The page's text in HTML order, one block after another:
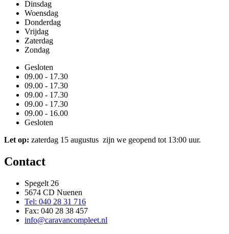
Dinsdag
Woensdag
Donderdag
Vrijdag
Zaterdag
Zondag
Gesloten
09.00 - 17.30
09.00 - 17.30
09.00 - 17.30
09.00 - 17.30
09.00 - 16.00
Gesloten
Let op: zaterdag 15 augustus zijn we geopend tot 13:00 uur.
Contact
Spegelt 26
5674 CD Nuenen
Tel: 040 28 31 716
Fax: 040 28 38 457
info@caravancompleet.nl